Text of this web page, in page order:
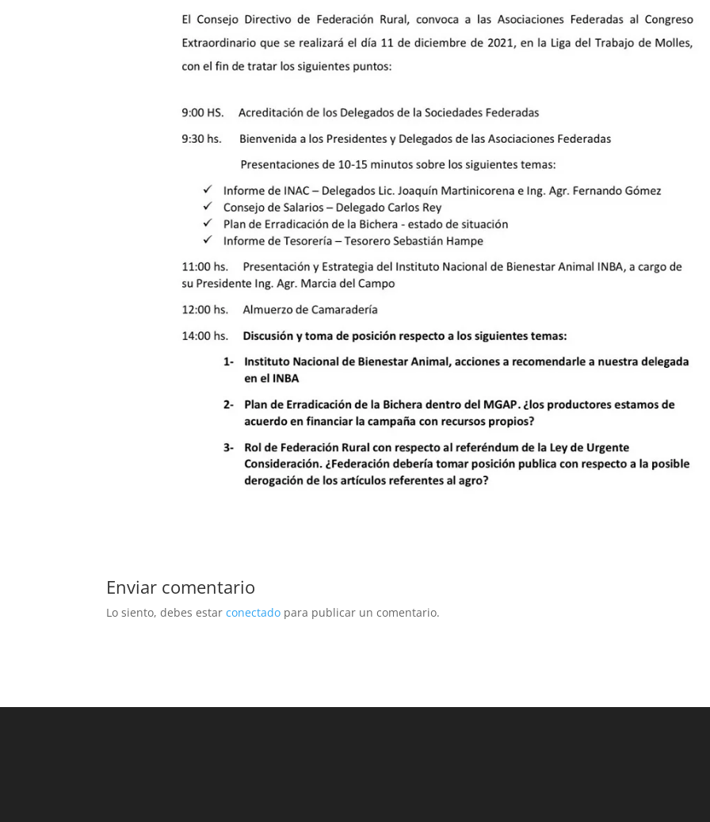
Enviar comentario
Lo siento, debes estarconectado para publicar un comentario.